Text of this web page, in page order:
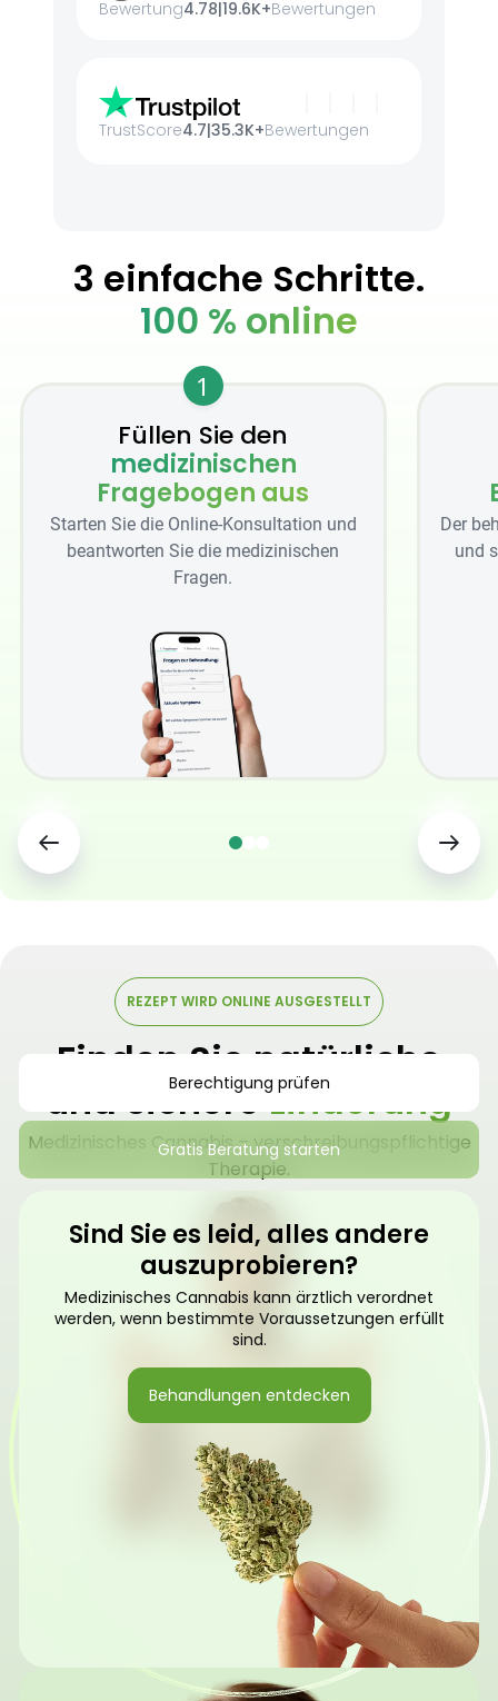
Bewertung4.78|19.6K+Bewertungen
TrustScore4.7|35.3K+Bewertungen
3 einfache Schritte.
100 % online
1
Füllen Sie den
medizinischen
Fragebogen aus
Starten Sie die Online-Konsultation und
beantworten Sie die medizinischen
Fragen.
Der
und
REZEPT WIRD ONLINE AUSGESTELLT
Finden Sie natürliche
und sichereLinderung
Medizinisches Cannabis – verschreibungspflichtige
Therapie.
Berechtigung prüfen
Gratis Beratung starten
Sind Sie es leid, alles andere
auszuprobieren?
Medizinisches Cannabis kann ärztlich verordnet
werden, wenn bestimmte Voraussetzungen erfüllt
sind.
Behandlungen entdecken